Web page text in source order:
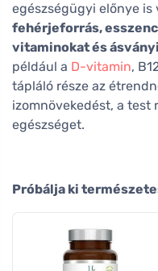
egészségügyi előnye is
fehérjeforrás,
vitaminokat és
például a D-vitamin,
tápláló része az
izomnövekedést, a test
egészséget.
Próbálja ki